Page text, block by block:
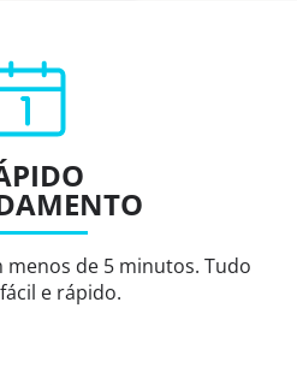
menos de 5 minutos. Tudo
e rápido.